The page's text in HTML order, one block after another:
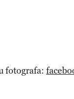
fotografa: